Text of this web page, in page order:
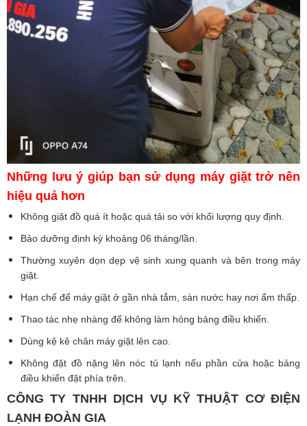
Những lưu ý giúp bạn sử dụng máy giặt trở nên
hiệu quả hơn
Không giặt đồ quá ít hoặc quá tải so với khối lượng quy định.
Bảo dưỡng định kỳ khoảng 06 tháng/lần.
Thường xuyên dọn dẹp vệ sinh xung quanh và bên trong máy
giặt.
Hạn chế để máy giặt ở gần nhà tắm, sàn nước hay nơi ẩm thấp.
Thao tác nhẹ nhàng để không làm hỏng bảng điều khiển.
Dùng kệ kê chân máy giặt lên cao.
Không đặt đồ nặng lên nóc tủ lạnh nếu phần cửa hoặc bảng
điều khiển đặt phía trên.
CÔNG TY TNHH DỊCH VỤ KỸ THUẬT CƠ ĐIỆN
LẠNH ĐOÀN GIA